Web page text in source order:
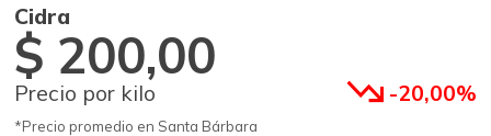
Cidra
$ 200,00
Precio por kilo -20,00%
*Precio promedio en Santa Bárbara